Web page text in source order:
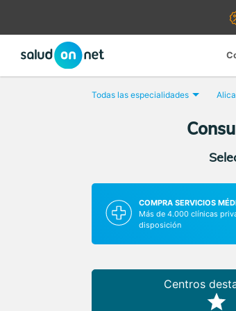
Todas las especialidades
COMPRA SERVICIOS
Más de 4.000 clínicas
disposición
Centros